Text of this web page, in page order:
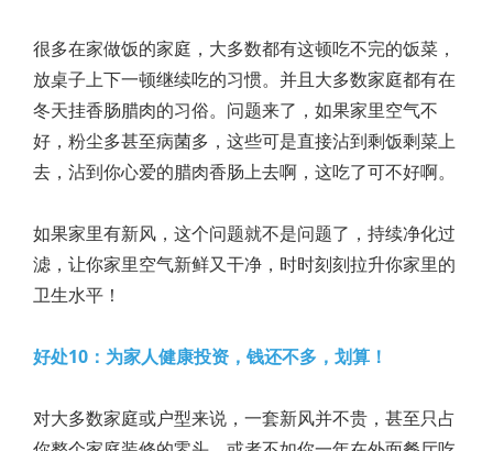
很多在家做饭的家庭，大多数都有这顿吃不完的饭菜，
放桌子上下一顿继续吃的习惯。并且大多数家庭都有在
冬天挂香肠腊肉的习俗。问题来了，如果家里空气不
好，粉尘多甚至病菌多，这些可是直接沾到剩饭剩菜上
去，沾到你心爱的腊肉香肠上去啊，这吃了可不好啊。
如果家里有新风，这个问题就不是问题了，持续净化过
滤，让你家里空气新鲜又干净，时时刻刻拉升你家里的
卫生水平！
好处10：为家人健康投资，钱还不多，划算！
对大多数家庭或户型来说，一套新风并不贵，甚至只占